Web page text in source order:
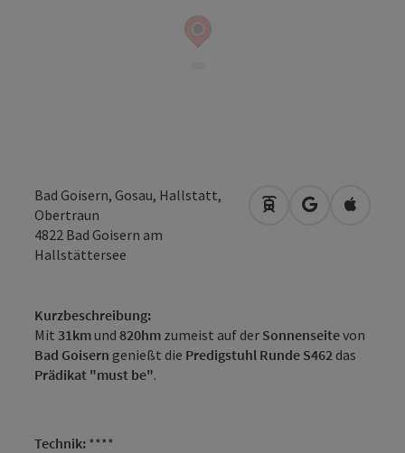
Bad Goisern, Gosau, Hallstatt,
Obertraun
4822 Bad Goisern am
Hallstättersee
Anreise mit
in Google
in
Kurzbeschreibung:
Mit 31kmund 820hm zumeist auf der Sonnenseitevon
Bad Goisern genießt die Predigstuhl Runde S462 das
Prädikat "must be".
Technik: ****